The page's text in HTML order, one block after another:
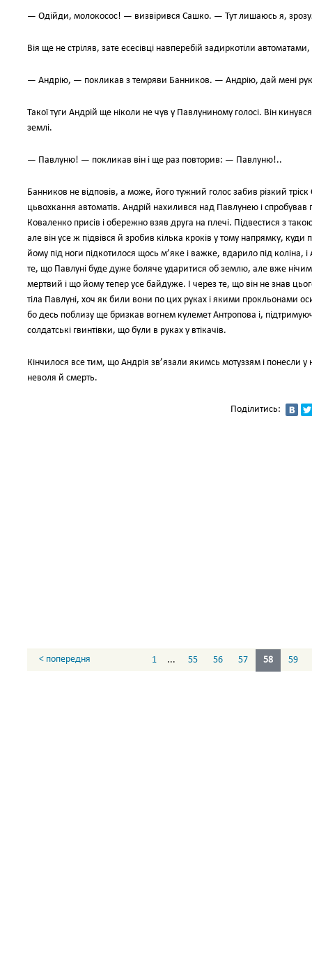
— Одiйди, молокосос! — визвiрився Сашко. — Тут лишаюсь я,
Вiя ще не стрiляв, зате есесiвцi навперебiй задиркотiли автоматами,
— Андрiю, — покликав з темряви Банников. — Андрiю, дай менi
Такої туги Андрiй ще нiколи не чув у Павлуниному голосi. Вiн
землi.
— Павлуню! — покликав вiн i ще раз повторив: — Павлуню!..
Банников не вiдповiв, а може, його тужний голос забив рiзкий
цьвохкання автоматiв. Андрiй нахилився над Павлунею i
Коваленко присiв i обережно взяв друга на плечi. Пiдвестися з
але вiн усе ж пiдвiвся й зробив кiлька крокiв у тому напрямку,
йому пiд ноги пiдкотилося щось м’яке i важке, вдарило пiд
те, що Павлунi буде дуже боляче ударитися об землю, але вже
мертвий i що йому тепер усе байдуже. І через те, що вiн не знав
тiла Павлунi, хоч як били вони по цих руках i якими прокльонами
бо десь поблизу ще бризкав вогнем кулемет Антропова i,
солдатськi гвинтiвки, що були в руках у втiкачiв.
Кiнчилося все тим, що Андрiя зв’язали якимсь мотуззям i понесли
неволя й смерть.
Поділитись:
< попередня 1 ... 55 56 57 58 59